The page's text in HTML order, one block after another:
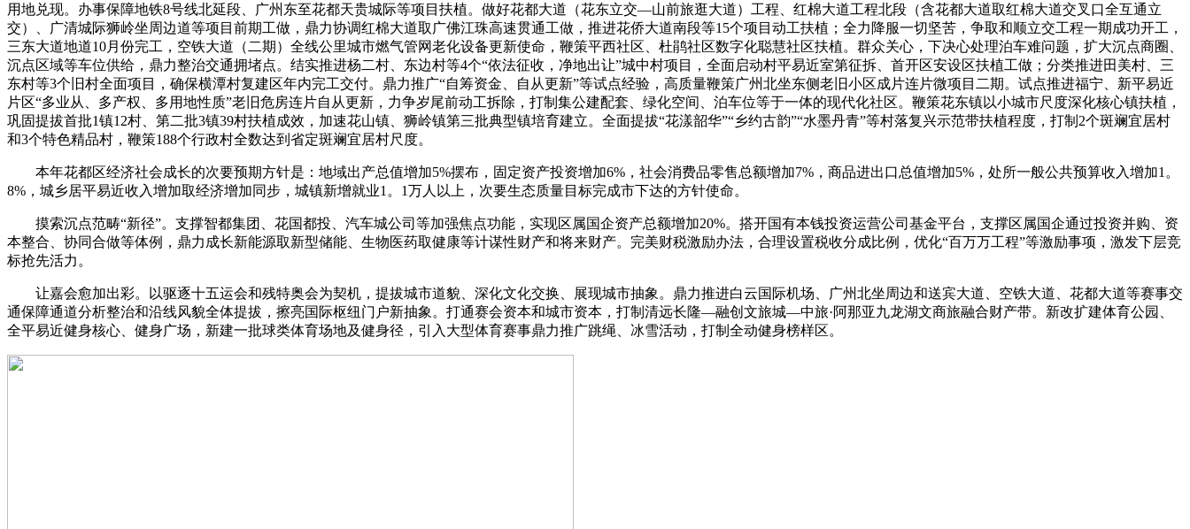
用地兑现。办事保障地铁8号线北延段、广州东至花都天贵城际等项目扶植。做好花都大道（花东立交—山前旅逛大道）工程、红棉大道工程北段（含花都大道取红棉大道交叉口全互通立
交）、广清城际狮岭坐周边道等项目前期工做，鼎力协调红棉大道取广佛江珠高速贯通工做，推进花侨大道南段等15个项目动工扶植；全力降服一切坚苦，争取和顺立交工程一期成功开工，
三东大道地道10月份完工，空铁大道（二期）全线公里城市燃气管网老化设备更新使命，鞭策平西社区、杜鹃社区数字化聪慧社区扶植。群众关心，下决心处理泊车难问题，扩大沉点商圈、
沉点区域等车位供给，鼎力整治交通拥堵点。结实推进杨二村、东边村等4个“依法征收，净地出让”城中村项目，全面启动村平易近室第征拆、首开区安设区扶植工做；分类推进田美村、三
东村等3个旧村全面项目，确保横潭村复建区年内完工交付。鼎力推广“自筹资金、自从更新”等试点经验，高质量鞭策广州北坐东侧老旧小区成片连片微项目二期。试点推进福宁、新平易近
片区“多业从、多产权、多用地性质”老旧危房连片自从更新，力争岁尾前动工拆除，打制集公建配套、绿化空间、泊车位等于一体的现代化社区。鞭策花东镇以小城市尺度深化核心镇扶植，
巩固提拔首批1镇12村、第二批3镇39村扶植成效，加速花山镇、狮岭镇第三批典型镇培育建立。全面提拔“花漾韶华”“乡约古韵”“水墨丹青”等村落复兴示范带扶植程度，打制2个斑斓宜居村
和3个特色精品村，鞭策188个行政村全数达到省定斑斓宜居村尺度。
本年花都区经济社会成长的次要预期方针是：地域出产总值增加5%摆布，固定资产投资增加6%，社会消费品零售总额增加7%，商品进出口总值增加5%，处所一般公共预算收入增加1。
8%，城乡居平易近收入增加取经济增加同步，城镇新增就业1。1万人以上，次要生态质量目标完成市下达的方针使命。
摸索沉点范畴“新径”。支撑智都集团、花国都投、汽车城公司等加强焦点功能，实现区属国企资产总额增加20%。搭开国有本钱投资运营公司基金平台，支撑区属国企通过投资并购、资
本整合、协同合做等体例，鼎力成长新能源取新型储能、生物医药取健康等计谋性财产和将来财产。完美财税激励办法，合理设置税收分成比例，优化“百万万工程”等激励事项，激发下层竞
标抢先活力。
让嘉会愈加出彩。以驱逐十五运会和残特奥会为契机，提拔城市道貌、深化文化交换、展现城市抽象。鼎力推进白云国际机场、广州北坐周边和送宾大道、空铁大道、花都大道等赛事交
通保障通道分析整治和沿线风貌全体提拔，擦亮国际枢纽门户新抽象。打通赛会资本和城市资本，打制清远长隆—融创文旅城—中旅·阿那亚九龙湖文商旅融合财产带。新改扩建体育公园、
全平易近健身核心、健身广场，新建一批球类体育场地及健身径，引入大型体育赛事鼎力推广跳绳、冰雪活动，打制全动健身榜样区。